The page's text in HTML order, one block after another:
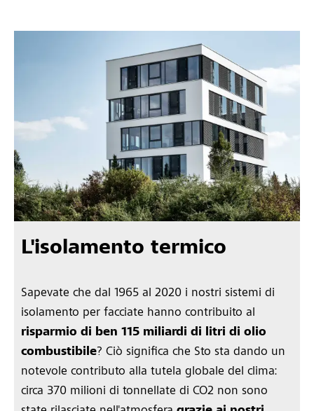
L'isolamento termico
Sapevate che dal 1965 al 2020 i nostri sistemi di
isolamento per facciate hanno contribuito al
risparmio di ben 115 miliardi di litri di olio
combustibile? Ciò significa che Sto sta dando un
notevole contributo alla tutela globale del clima:
circa 370 milioni di tonnellate di CO2 non sono